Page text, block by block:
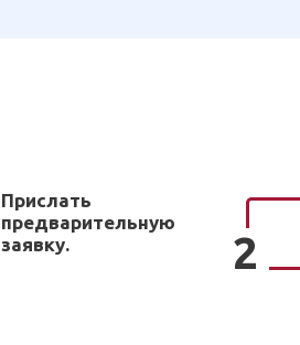
Прислать
предварительную
заявку.
2